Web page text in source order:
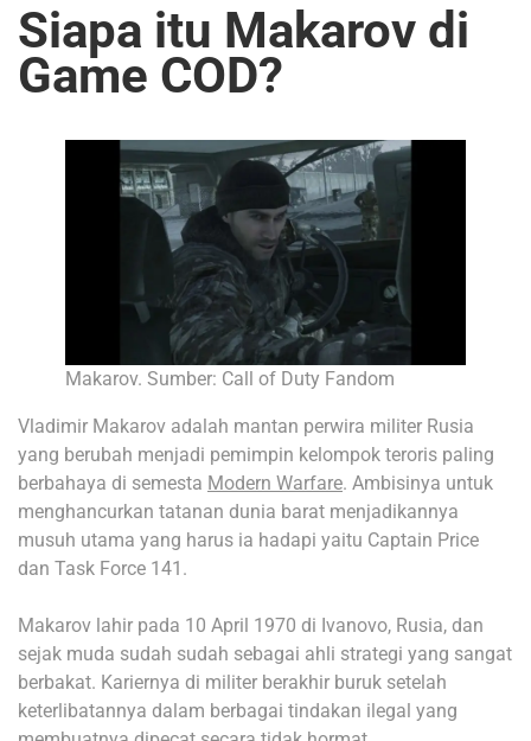
Siapa itu Makarov di
Game COD?
Makarov. Sumber: Call of Duty Fandom
Vladimir Makarov adalah mantan perwira militer Rusia
yang berubah menjadi pemimpin kelompok teroris paling
berbahaya di semesta Modern Warfare. Ambisinya untuk
menghancurkan tatanan dunia barat menjadikannya
musuh utama yang harus ia hadapi yaitu Captain Price
dan Task Force 141.
Makarov lahir pada 10 April 1970 di Ivanovo, Rusia, dan
sejak muda sudah sudah sebagai ahli strategi yang sangat
berbakat. Kariernya di militer berakhir buruk setelah
keterlibatannya dalam berbagai tindakan ilegal yang